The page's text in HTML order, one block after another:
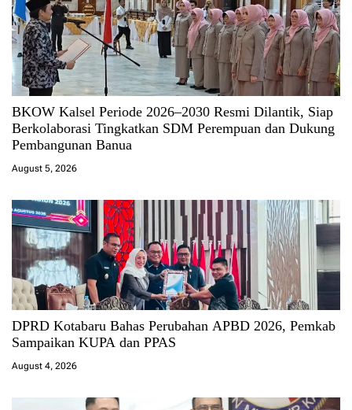
BKOW Kalsel Periode 2026–2030 Resmi Dilantik, Siap
Berkolaborasi Tingkatkan SDM Perempuan dan Dukung
Pembangunan Banua
August 5, 2026
DPRD Kotabaru Bahas Perubahan APBD 2026, Pemkab
Sampaikan KUPA dan PPAS
August 4, 2026